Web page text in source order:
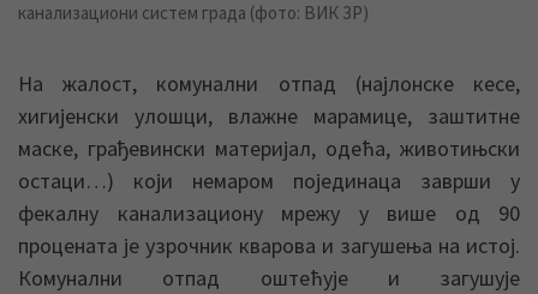
канализациони систем града (фото: ВИК ЗР)
На жалост, комунални отпад (најлонске кесе,
хигијенски улошци, влажне марамице, заштитне
маске, грађевински материјал, одећа, животињски
остаци…) који немаром појединаца заврши у
фекалну канализациону мрежу у више од 90
процената је узрочник кварова и загушења на истој.
Комунални отпад оштећује и загушује